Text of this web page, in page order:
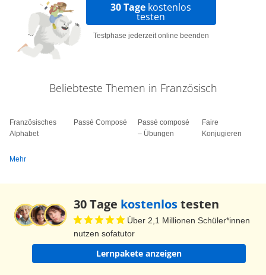
30 Tage kostenlos
testen
Testphase jederzeit online beenden
Beliebteste Themen in Französisch
Französisches
Alphabet
Passé Composé
Passé composé
– Übungen
Faire
Konjugieren
Mehr
30 Tage kostenlostesten
Über 2,1 Millionen Schüler*innen
nutzen sofatutor
Lernpakete anzeigen